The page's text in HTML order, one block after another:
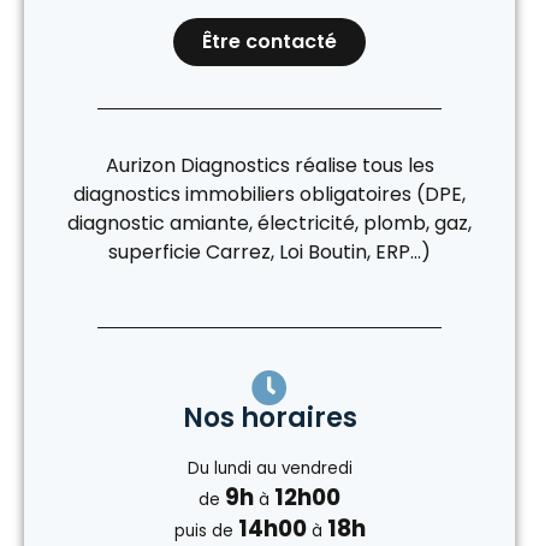
Être contacté
Aurizon Diagnostics réalise tous les
diagnostics immobiliers obligatoires (DPE,
diagnostic amiante, électricité, plomb, gaz,
superficie Carrez, Loi Boutin, ERP…)
Nos horaires
Du lundi au vendredi
de 9h à 12h00
puis de 14h00à 18h